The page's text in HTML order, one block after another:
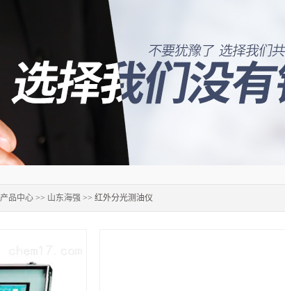
产品中心 >> 山东海强 >> 红外分光测油仪